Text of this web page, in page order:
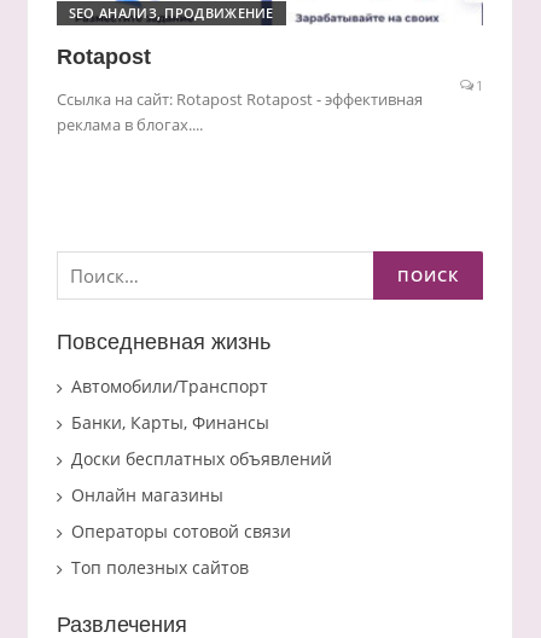
SEO АНАЛИЗ, ПРОДВИЖЕНИЕ
Rotapost
1
Ссылка на сайт: Rotapost Rotapost - эффективная
реклама в блогах....
Найти:
Повседневная жизнь
Автомобили/Транспорт
Банки, Карты, Финансы
Доски бесплатных объявлений
Онлайн магазины
Операторы сотовой связи
Топ полезных сайтов
Развлечения